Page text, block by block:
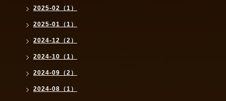
2025-02（1）
2025-01（1）
2024-12（2）
2024-10（1）
2024-09（2）
2024-08（1）